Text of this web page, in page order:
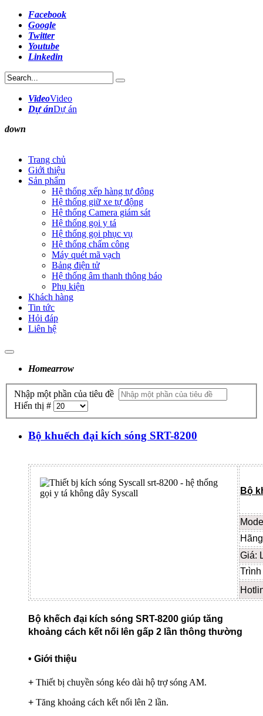
Facebook
Google
Twitter
Youtube
Linkedin
VideoVideo
Dự ánDự án
down
Trang chủ
Giới thiệu
Sản phẩm
Hệ thống xếp hàng tự động
Hệ thống giữ xe tự động
Hệ thống Camera giám sát
Hệ thống gọi y tá
Hệ thống gọi phục vụ
Hệ thống chấm công
Máy quét mã vạch
Bảng điện tử
Hệ thống âm thanh thông báo
Phụ kiện
Khách hàng
Tin tức
Hỏi đáp
Liên hệ
Homearrow
Nhập một phần của tiêu đề
Hiển thị #
Bộ khuếch đại kích sóng SRT-8200
Bộ
Giá:
Bộ khếch đại kích sóng SRT-8200 giúp tăng
khoảng cách kết nối lên gấp 2 lần thông thường
• Giới thiệu
+ Thiết bị chuyền sóng kéo dài hộ trợ sóng AM.
+ Tăng khoảng cách kết nối lên 2 lần.